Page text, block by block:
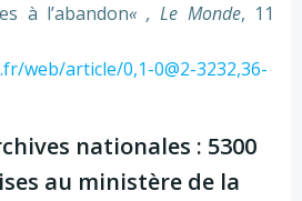
à l’abandon« , Le Monde, 11
web/article/0,1-0@2-3232,36-
nationales : 5300
au ministère de la